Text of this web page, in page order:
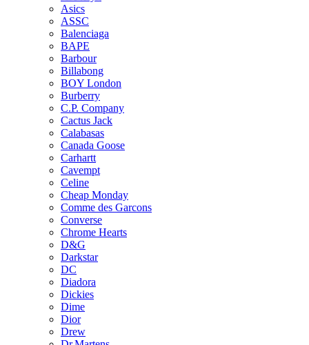
Asics
ASSC
Balenciaga
BAPE
Barbour
Billabong
BOY London
Burberry
C.P. Company
Cactus Jack
Calabasas
Canada Goose
Carhartt
Cavempt
Celine
Cheap Monday
Comme des Garcons
Converse
Chrome Hearts
D&G
Darkstar
DC
Diadora
Dickies
Dime
Dior
Drew